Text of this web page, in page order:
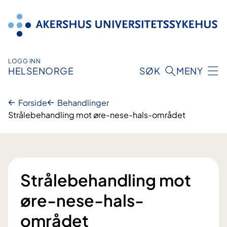
innhold
LOGG INN
HELSENORGE SØK MENY
Forside
Behandlinger
Strålebehandling mot øre-nese-hals-området
Strålebehandling mot
øre-nese-hals-
området